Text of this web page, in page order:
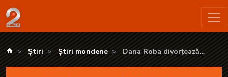
Dana Roba divorțează oficial de bărbatul care a băgat-o în
kanald.ro
Știri Știri mondene
Dana Roba divorțează